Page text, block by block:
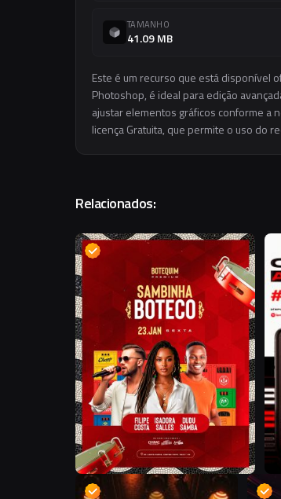
TAMANHO
41.09 MB
Este é um recurso que está disponível
Photoshop, é ideal para edição
ajustar elementos gráficos conforme a
licença Gratuita, que permite o uso do
Relacionados:
D